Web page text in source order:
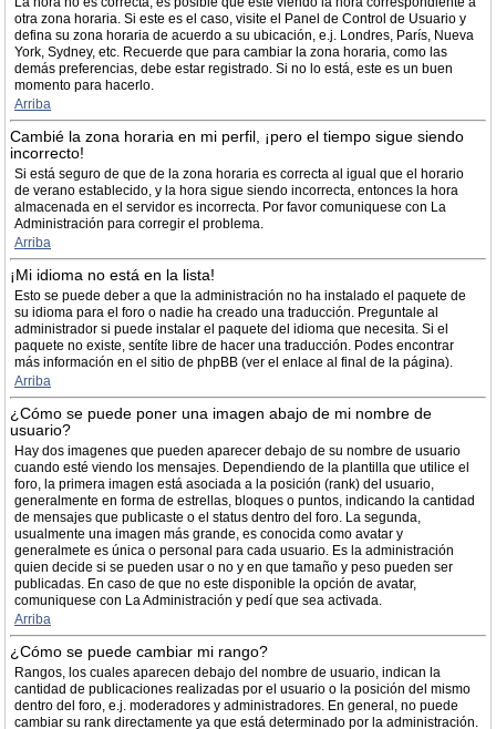
otra zona horaria. Si este es el caso, visite el Panel de Control de Usuario y
defina su zona horaria de acuerdo a su ubicación, e.j. Londres, París, Nueva
York, Sydney, etc. Recuerde que para cambiar la zona horaria, como las
demás preferencias, debe estar registrado. Si no lo está, este es un buen
momento para hacerlo.
Arriba
Cambié la zona horaria en mi perfil, ¡pero el tiempo sigue siendo
incorrecto!
Si está seguro de que de la zona horaria es correcta al igual que el horario
de verano establecido, y la hora sigue siendo incorrecta, entonces la hora
almacenada en el servidor es incorrecta. Por favor comuniquese con La
Administración para corregir el problema.
Arriba
¡Mi idioma no está en la lista!
Esto se puede deber a que la administración no ha instalado el paquete de
su idioma para el foro o nadie ha creado una traducción. Preguntale al
administrador si puede instalar el paquete del idioma que necesita. Si el
paquete no existe, sentíte libre de hacer una traducción. Podes encontrar
más información en el sitio de phpBB (ver el enlace al final de la página).
Arriba
¿Cómo se puede poner una imagen abajo de mi nombre de
usuario?
Hay dos imagenes que pueden aparecer debajo de su nombre de usuario
cuando esté viendo los mensajes. Dependiendo de la plantilla que utilice el
foro, la primera imagen está asociada a la posición (rank) del usuario,
generalmente en forma de estrellas, bloques o puntos, indicando la cantidad
de mensajes que publicaste o el status dentro del foro. La segunda,
usualmente una imagen más grande, es conocida como avatar y
generalmete es única o personal para cada usuario. Es la administración
quien decide si se pueden usar o no y en que tamaño y peso pueden ser
publicadas. En caso de que no este disponible la opción de avatar,
comuniquese con La Administración y pedí que sea activada.
Arriba
¿Cómo se puede cambiar mi rango?
Rangos, los cuales aparecen debajo del nombre de usuario, indican la
cantidad de publicaciones realizadas por el usuario o la posición del mismo
dentro del foro, e.j. moderadores y administradores. En general, no puede
cambiar su rank directamente ya que está determinado por la administración.